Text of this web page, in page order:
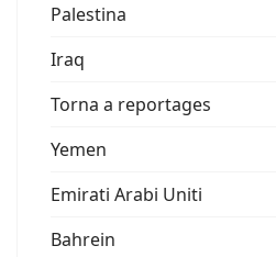
Palestina
Iraq
Torna a reportages
Yemen
Emirati Arabi Uniti
Bahrein